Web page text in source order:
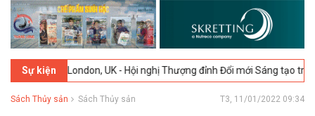
Sự kiện
2026 London, UK - Hội nghị Thượng đỉnh Đổi mới Sáng tạo trong
Sách Thủy sản Sách Thủy sản T3, 11/01/2022 09:34